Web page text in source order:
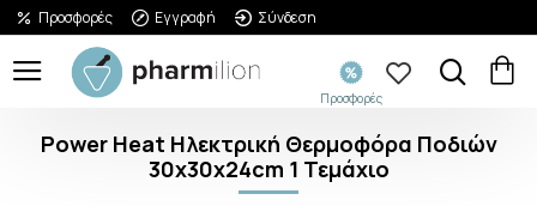
Προσφορές Εγγραφή Σύνδεση
Προσφορές
Power Heat Ηλεκτρική Θερμοφόρα Ποδιών
30x30x24cm 1 Τεμάχιο